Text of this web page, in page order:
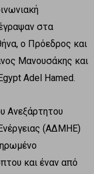
στα
ο Πρόεδρος και
Μανουσάκης και
Adel Hamed.
Ανεξάρτητου
(ΑΔΜΗΕ)
και έναν από